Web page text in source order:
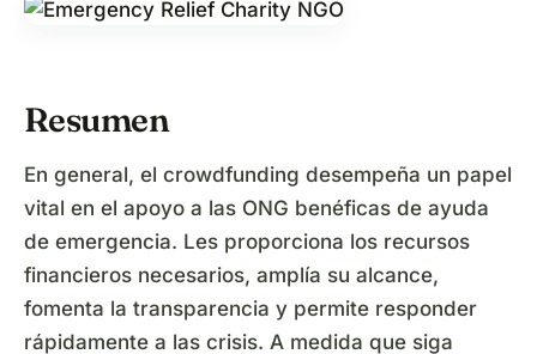
Resumen
En general, el crowdfunding desempeña un papel
vital en el apoyo a las ONG benéficas de ayuda
de emergencia. Les proporciona los recursos
financieros necesarios, amplía su alcance,
fomenta la transparencia y permite responder
rápidamente a las crisis. A medida que siga